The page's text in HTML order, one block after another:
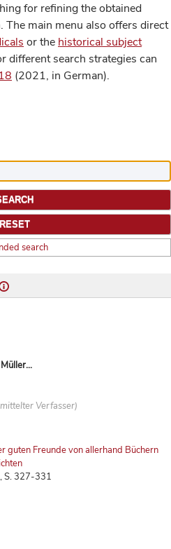
for refining the obtained
The main menu also offers direct
or the historical subject
different search strategies can
(2021, in German).
search
Verfasser)
guten Freunde von allerhand Büchern
S. 327-331